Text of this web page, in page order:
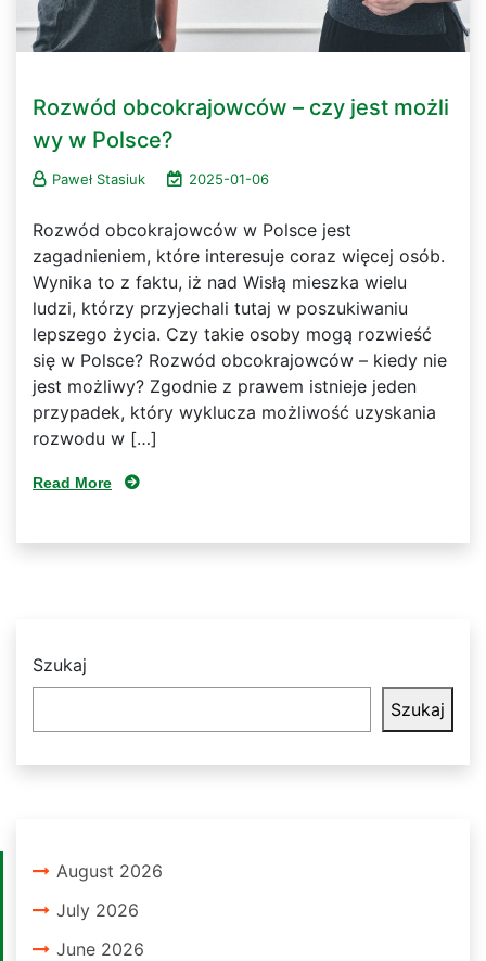
Rozwód obcokrajowców – czy jest możli
wy w Polsce?
Paweł Stasiuk 2025-01-06
Rozwód obcokrajowców w Polsce jest
zagadnieniem, które interesuje coraz więcej osób.
Wynika to z faktu, iż nad Wisłą mieszka wielu
ludzi, którzy przyjechali tutaj w poszukiwaniu
lepszego życia. Czy takie osoby mogą rozwieść
się w Polsce? Rozwód obcokrajowców – kiedy nie
jest możliwy? Zgodnie z prawem istnieje jeden
przypadek, który wyklucza możliwość uzyskania
rozwodu w […]
Read More
Szukaj
Szukaj
August 2026
July 2026
June 2026